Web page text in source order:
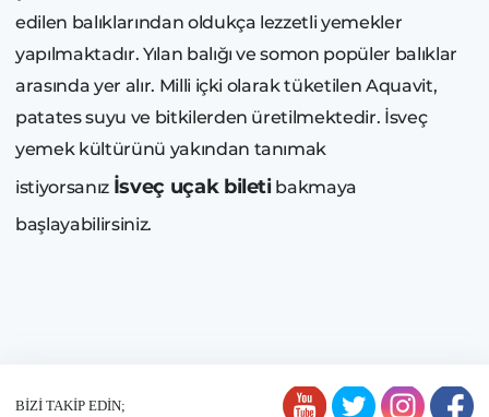
edilen balıklarından oldukça lezzetli yemekler
yapılmaktadır. Yılan balığı ve somon popüler balıklar
arasında yer alır. Milli içki olarak tüketilen Aquavit,
patates suyu ve bitkilerden üretilmektedir. İsveç
yemek kültürünü yakından tanımak
istiyorsanız İsveç uçak biletibakmaya
başlayabilirsiniz.
BİZİ TAKİP EDİN;